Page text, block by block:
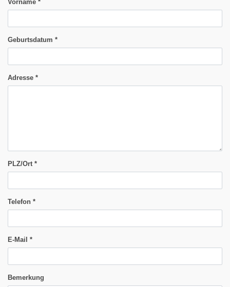
Vorname *
Geburtsdatum *
Adresse *
PLZ/Ort *
Telefon *
E-Mail *
Bemerkung